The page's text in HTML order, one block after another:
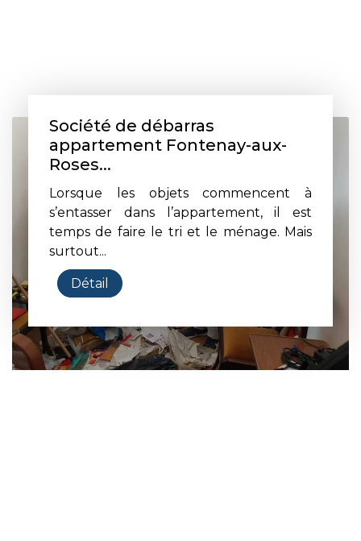
Société de débarras
appartement Fontenay-aux-
Roses...
Lorsque les objets commencent à
s’entasser dans l’appartement, il est
temps de faire le tri et le ménage. Mais
surtout...
Détail